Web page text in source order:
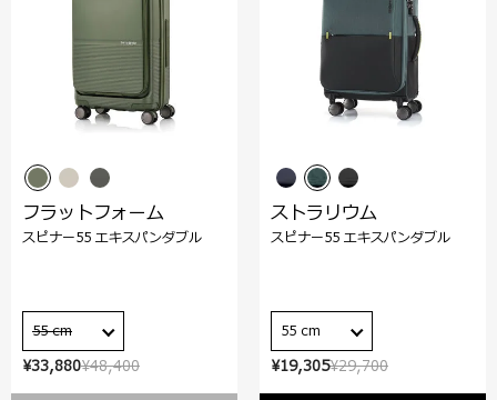
¥48,400
¥33,880
フラットフォーム
スピナー55 エキスパンダブル
55 cm
¥29,700
¥19,305
ストラリウム
スピナー55 エキスパンダブル
55 cm